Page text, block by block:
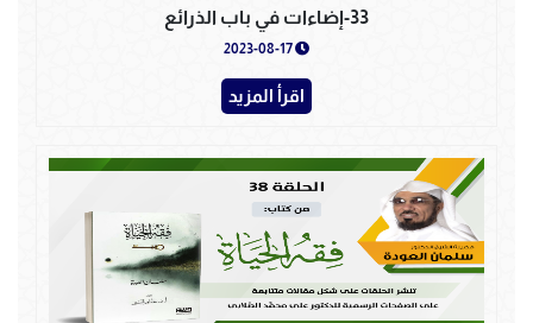
33-إضاءات في باب الذرائع
اقرأ المزيد